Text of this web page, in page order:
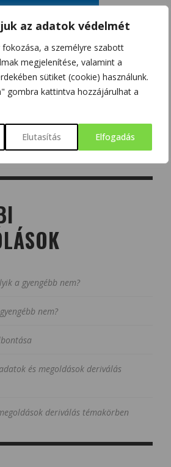
az adatok védelmét
a személyre szabott
megjelenítése, valamint a
sütiket (cookie) használunk.
gombra kattintva hozzájárulhat a
Elutasítás Elfogadás
a gyengébb nem?
nem?
és megoldások deriválás
deriválás témakörben